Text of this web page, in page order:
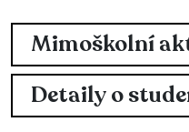
Mimoškolní
Detaily o